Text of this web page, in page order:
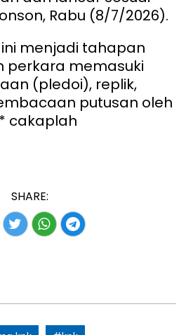
Rabu (8/7/2026).
menjadi tahapan
perkara memasuki
(pledoi), replik,
putusan oleh
cakaplah
SHARE: